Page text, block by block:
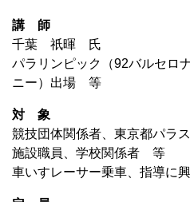
講 師
千葉 祇暉 氏
パラリンピック（92バルセロ
ニー）出場 等
対 象
競技団体関係者、東京都パラ
施設職員、学校関係者 等
車いすレーサー乗車、指導に